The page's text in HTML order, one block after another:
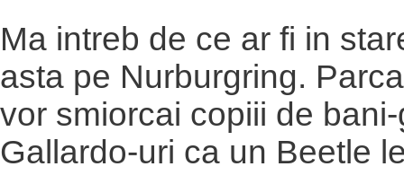
Ma intreb de ce ar fi in
asta pe Nurburgring.
vor smiorcai copiii de
Gallardo-uri ca un Beetle